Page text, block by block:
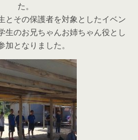
た。
とその保護者を対象としたイベン
生のお兄ちゃんお姉ちゃん役とし
加となりました。